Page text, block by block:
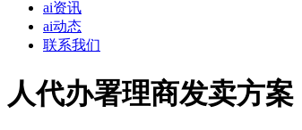
ai资讯
ai动态
联系我们
人代办署理商发卖方案